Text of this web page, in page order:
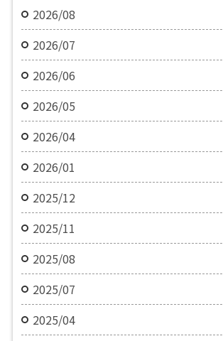
2026/08
2026/07
2026/06
2026/05
2026/04
2026/01
2025/12
2025/11
2025/08
2025/07
2025/04